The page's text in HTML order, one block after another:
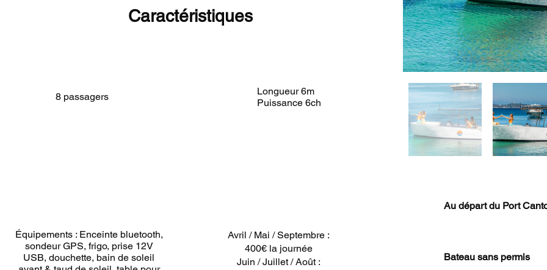
Caractéristiques
8 passagers
Longueur 6m
Puissance 6ch
Équipements : Enceinte bluetooth,
sondeur GPS, frigo, prise 12V
USB, douchette, bain de soleil
Avril / Mai / Septembre :
400€ la journée
Juin / Juillet / Août :
Au départ du Port
Bateau sans permis